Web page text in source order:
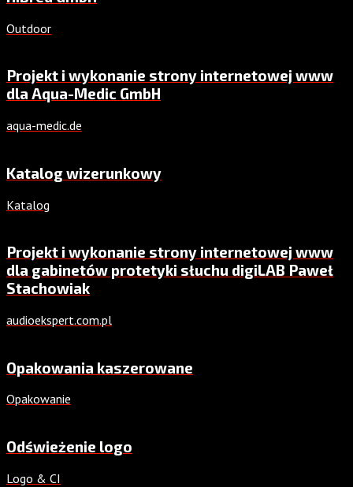
Outdoor
Projekt i wykonanie strony internetowej www
dla Aqua-Medic GmbH
aqua-medic.de
Katalog wizerunkowy
Katalog
Projekt i wykonanie strony internetowej www
dla gabinetów protetyki słuchu digiLAB Paweł
Stachowiak
audioekspert.com.pl
Opakowania kaszerowane
Opakowanie
Odświeżenie logo
Logo & CI